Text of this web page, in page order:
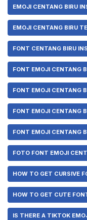
EMOJI CENTANG BIRU
EMOJI CENTANG BIRU
FONT CENTANG BIRU
FONT EMOJI CENTANG
FONT EMOJI CENTANG
FONT EMOJI CENTANG
FONT EMOJI CENTANG
FOTO FONT EMOJI
HOW TO GET CURSIVE
HOW TO GET CUTE
IS THERE A TIKTOK